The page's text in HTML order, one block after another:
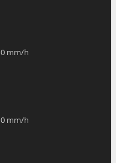
0 mm/h
0 mm/h